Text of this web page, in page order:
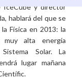
IceCube y director
hablará del que se
Física en 2013: la
alta energía
Solar. La
lugar mañana